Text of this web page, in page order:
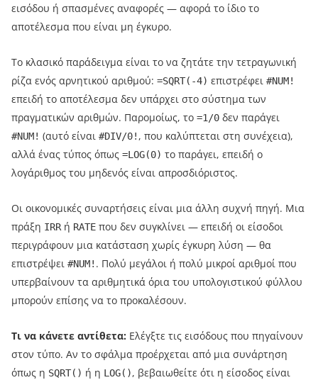
εισόδου ή σπασμένες αναφορές — αφορά το ίδιο το
αποτέλεσμα που είναι μη έγκυρο.
Το κλασικό παράδειγμα είναι το να ζητάτε την τετραγωνική
ρίζα ενός αρνητικού αριθμού: =SQRT(-4) επιστρέφει #NUM!
επειδή το αποτέλεσμα δεν υπάρχει στο σύστημα των
πραγματικών αριθμών. Παρομοίως, το =1/0 δεν παράγει
#NUM! (αυτό είναι #DIV/0! , που καλύπτεται στη συνέχεια),
αλλά ένας τύπος όπως =LOG(0) το παράγει, επειδή ο
λογάριθμος του μηδενός είναι απροσδιόριστος.
Οι οικονομικές συναρτήσεις είναι μια άλλη συχνή πηγή. Μια
πράξη IRR ή RATE που δεν συγκλίνει — επειδή οι είσοδοι
περιγράφουν μια κατάσταση χωρίς έγκυρη λύση — θα
επιστρέψει #NUM! . Πολύ μεγάλοι ή πολύ μικροί αριθμοί που
υπερβαίνουν τα αριθμητικά όρια του υπολογιστικού φύλλου
μπορούν επίσης να το προκαλέσουν.
Τι να κάνετε αντίθετα: Ελέγξτε τις εισόδους που πηγαίνουν
στον τύπο. Αν το σφάλμα προέρχεται από μια συνάρτηση
όπως η SQRT() ή η LOG(), βεβαιωθείτε ότι η είσοδος είναι